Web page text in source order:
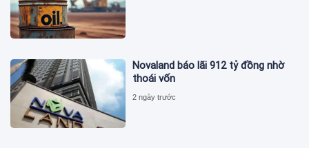
Novaland báo lãi 912 tỷ đồng nhờ
thoái vốn
2 ngày trước